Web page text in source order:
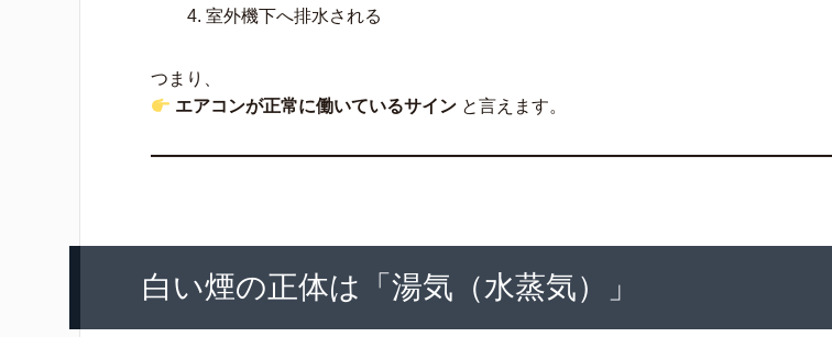
室外機下へ排水される
つまり、
エアコンが正常に働いているサイン と言えます。
白い煙の正体は「湯気（水蒸気）」